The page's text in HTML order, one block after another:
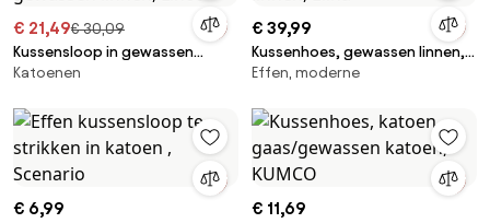
€ 21,49€ 30,09
Kussensloop in gewassen
linnen, Linot
Katoenen
€ 39,99
Kussenhoes, gewassen linnen,
Elina
Effen, moderne
€ 6,99 € 11,69